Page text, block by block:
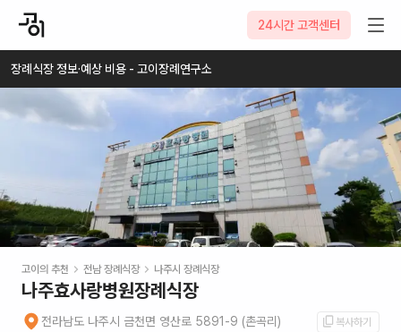
24시간 고객센터
2026-08-08
장례식장 정보·예상 비용 - 고이장례연구소
고이의 추천 전남장례식장 나주시 장례식장
나주효사랑병원장례식장
전라남도 나주시 금천면 영산로 5891-9 (촌곡리) 복사하기